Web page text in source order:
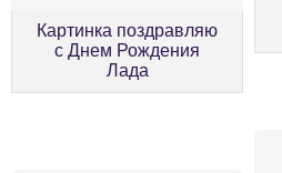
Картинка поздравляю
с Днем Рождения
Лада